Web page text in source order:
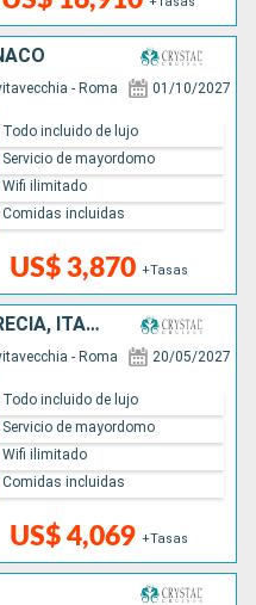
- Roma 01/10/2027
US$ 3,870 +Tasas
Todo incluido de lujo
Servicio de mayordomo
Wifi ilimitado
Comidas incluidas
CROACIA, MONTENEGRO, GRECIA, ITALIA, MALTA
- Roma 20/05/2027
US$ 4,069 +Tasas
Todo incluido de lujo
Servicio de mayordomo
Wifi ilimitado
Comidas incluidas